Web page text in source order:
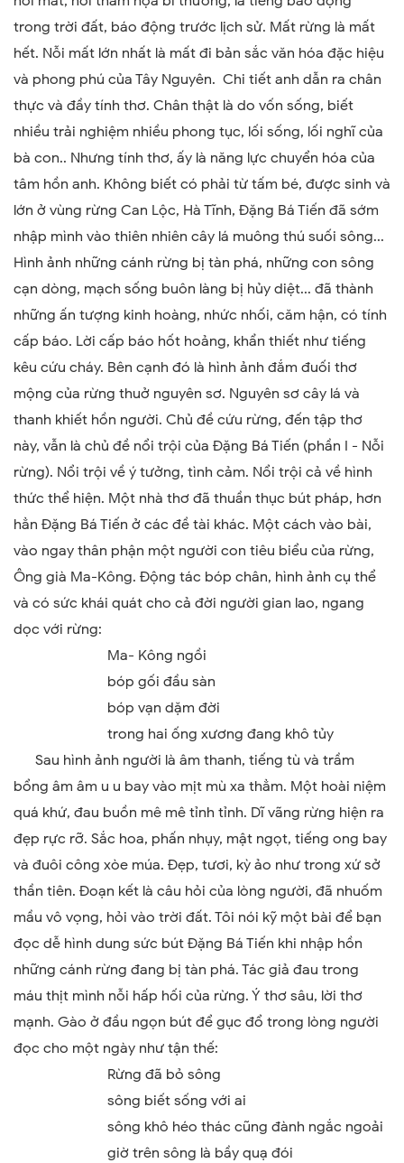
trong trời đất, báo động trước lịch sử. Mất rừng là mất
hết. Nỗi mất lớn nhất là mất đi bản sắc văn hóa đặc hiệu
và phong phú của Tây Nguyên. Chi tiết anh dẫn ra chân
thực và đầy tính thơ. Chân thật là do vốn sống, biết
nhiều trải nghiệm nhiều phong tục, lối sống, lối nghĩ của
bà con.. Nhưng tính thơ, ấy là năng lực chuyển hóa của
tâm hồn anh. Không biết có phải từ tấm bé, được sinh và
lớn ở vùng rừng Can Lộc, Hà Tĩnh, Đặng Bá Tiến đã sớm
nhập mình vào thiên nhiên cây lá muông thú suối sông...
Hình ảnh những cánh rừng bị tàn phá, những con sông
cạn dòng, mạch sống buôn làng bị hủy diệt... đã thành
những ấn tượng kinh hoàng, nhức nhối, căm hận, có tính
cấp báo. Lời cấp báo hốt hoảng, khẩn thiết như tiếng
kêu cứu cháy. Bên cạnh đó là hình ảnh đắm đuối thơ
mộng của rừng thuở nguyên sơ. Nguyên sơ cây lá và
thanh khiết hồn người. Chủ đề cứu rừng, đến tập thơ
này, vẫn là chủ đề nổi trội của Đặng Bá Tiến (phần I - Nỗi
rừng). Nổi trội về ý tưởng, tình cảm. Nổi trội cả về hình
thức thể hiện. Một nhà thơ đã thuần thục bút pháp, hơn
hẳn Đặng Bá Tiến ở các đề tài khác. Một cách vào bài,
vào ngay thân phận một người con tiêu biểu của rừng,
Ông già Ma-Kông. Động tác bóp chân, hình ảnh cụ thể
và có sức khái quát cho cả đời người gian lao, ngang
dọc với rừng:
Ma- Kông ngồi
bóp gối đầu sàn
bóp vạn dặm đời
trong hai ống xương đang khô tủy
Sau hình ảnh người là âm thanh, tiếng tù và trầm
bổng âm âm u u bay vào mịt mù xa thẳm. Một hoài niệm
quá khứ, đau buồn mê mê tỉnh tỉnh. Dĩ vãng rừng hiện ra
đẹp rực rỡ. Sắc hoa, phấn nhụy, mật ngọt, tiếng ong bay
và đuôi công xòe múa. Đẹp, tươi, kỳ ảo như trong xứ sở
thần tiên. Đoạn kết là câu hỏi của lòng người, đã nhuốm
mầu vô vọng, hỏi vào trời đất. Tôi nói kỹ một bài để bạn
đọc dễ hình dung sức bút Đặng Bá Tiến khi nhập hồn
những cánh rừng đang bị tàn phá. Tác giả đau trong
máu thịt mình nỗi hấp hối của rừng. Ý thơ sâu, lời thơ
mạnh. Gào ở đầu ngọn bút để gục đổ trong lòng người
đọc cho một ngày như tận thế:
Rừng đã bỏ sông
sông biết sống với ai
sông khô héo thác cũng đành ngắc ngoải
giờ trên sông là bầy quạ đói